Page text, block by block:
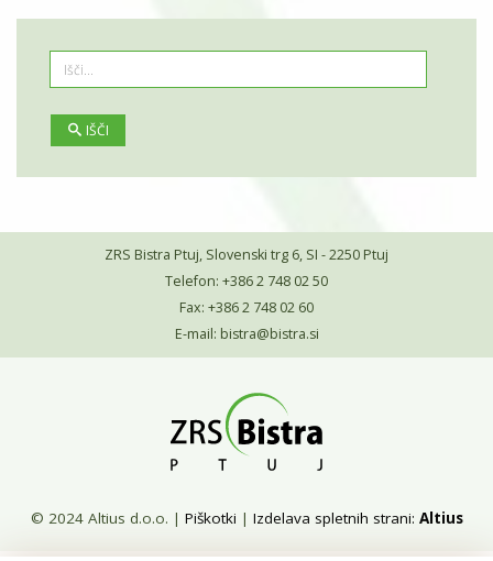
IŠČI
ZRS Bistra Ptuj, Slovenski trg 6, SI - 2250 Ptuj
Telefon: +386 2 748 02 50
Fax: +386 2 748 02 60
E-mail: bistra@bistra.si
© 2024 Altius d.o.o. | Piškotki | Izdelava spletnih strani: Altius